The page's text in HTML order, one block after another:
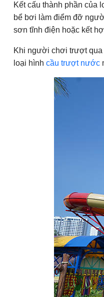
Kết cấu thành phần của
bể bơi làm điểm đỡ
sơn tĩnh điện hoặc kết
Khi người chơi trượt qua
loại hình cầu trượt nước